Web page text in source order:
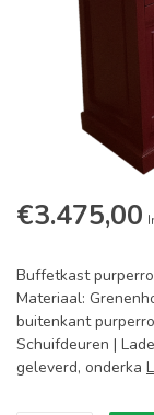
€3.475,00
Buffetkast
Materiaal:
buitenkant
Schuifdeuren |
geleverd, onderka